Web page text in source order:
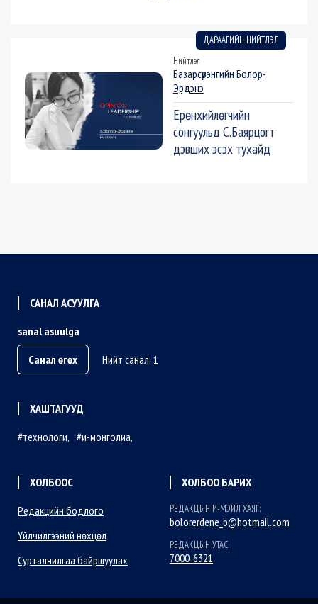
ДАРААГИЙН НИЙТЛЭЛ
Нийтлэл
Базарсүрэнгийн Болор-
Эрдэнэ
Ерөнхийлөгчийн
сонгуульд С.Баярцогт
дэвших эсэх тухайд
САНАЛ АСУУЛГА
sanal asuulga
Санал өгөх
Нийт санал: 1
ХАШТАГУУД
технологи
и-монголиа
ХОЛБООС
Редакцийн бодлого
Үйлчилгээний нөхцөл
Сурталчилгаа байршуулах
ХОЛБОО БАРИХ
РЕДАКЦЫН И-МЭИЛ ХАЯГ:
bolorerdene_b@hotmail.com
РЕДАКЦЫН УТАС:
7000-6321